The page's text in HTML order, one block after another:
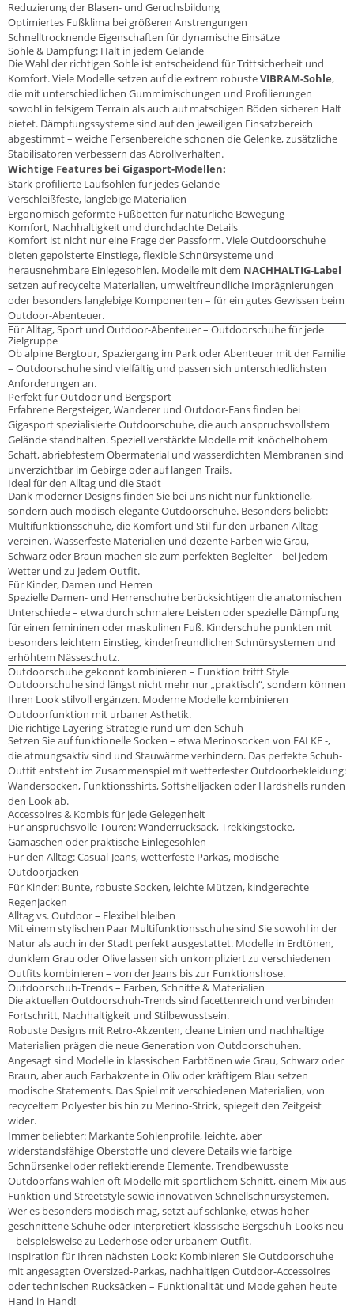
Reduzierung der Blasen- und Geruchsbildung
Optimiertes Fußklima bei größeren Anstrengungen
Schnelltrocknende Eigenschaften für dynamische Einsätze
Sohle & Dämpfung: Halt in jedem Gelände
Die Wahl der richtigen Sohle ist entscheidend für Trittsicherheit und
Komfort. Viele Modelle setzen auf die extrem robusteVIBRAM-Sohle,
die mit unterschiedlichen Gummimischungen und Profilierungen
sowohl in felsigem Terrain als auch auf matschigen Böden sicheren Halt
bietet. Dämpfungssysteme sind auf den jeweiligen Einsatzbereich
abgestimmt – weiche Fersenbereiche schonen die Gelenke, zusätzliche
Stabilisatoren verbessern das Abrollverhalten.
Wichtige Features bei Gigasport-Modellen:
Stark profilierte Laufsohlen für jedes Gelände
Verschleißfeste, langlebige Materialien
Ergonomisch geformte Fußbetten für natürliche Bewegung
Komfort, Nachhaltigkeit und durchdachte Details
Komfort ist nicht nur eine Frage der Passform. Viele Outdoorschuhe
bieten gepolsterte Einstiege, flexible Schnürsysteme und
herausnehmbare Einlegesohlen. Modelle mit dem NACHHALTIG-Label
setzen auf recycelte Materialien, umweltfreundliche Imprägnierungen
oder besonders langlebige Komponenten – für ein gutes Gewissen beim
Outdoor-Abenteuer.
Für Alltag, Sport und Outdoor-Abenteuer – Outdoorschuhe für jede
Zielgruppe
Ob alpine Bergtour, Spaziergang im Park oder Abenteuer mit der Familie
– Outdoorschuhe sind vielfältig und passen sich unterschiedlichsten
Anforderungen an.
Perfekt für Outdoor und Bergsport
Erfahrene Bergsteiger, Wanderer und Outdoor-Fans finden bei
Gigasport spezialisierte Outdoorschuhe, die auch anspruchsvollstem
Gelände standhalten. Speziell verstärkte Modelle mit knöchelhohem
Schaft, abriebfestem Obermaterial und wasserdichten Membranen sind
unverzichtbar im Gebirge oder auf langen Trails.
Ideal für den Alltag und die Stadt
Dank moderner Designs finden Sie bei uns nicht nur funktionelle,
sondern auch modisch-elegante Outdoorschuhe. Besonders beliebt:
Multifunktionsschuhe, die Komfort und Stil für den urbanen Alltag
vereinen. Wasserfeste Materialien und dezente Farben wie Grau,
Schwarz oder Braun machen sie zum perfekten Begleiter – bei jedem
Wetter und zu jedem Outfit.
Für Kinder, Damen und Herren
Spezielle Damen- und Herrenschuhe berücksichtigen die anatomischen
Unterschiede – etwa durch schmalere Leisten oder spezielle Dämpfung
für einen femininen oder maskulinen Fuß. Kinderschuhe punkten mit
besonders leichtem Einstieg, kinderfreundlichen Schnürsystemen und
erhöhtem Nässeschutz.
Outdoorschuhe gekonnt kombinieren – Funktion trifft Style
Outdoorschuhe sind längst nicht mehr nur „praktisch“, sondern können
Ihren Look stilvoll ergänzen. Moderne Modelle kombinieren
Outdoorfunktion mit urbaner Ästhetik.
Die richtige Layering-Strategie rund um den Schuh
Setzen Sie auf funktionelle Socken – etwa Merinosocken von FALKE -,
die atmungsaktiv sind und Stauwärme verhindern. Das perfekte Schuh-
Outfit entsteht im Zusammenspiel mit wetterfester Outdoorbekleidung:
Wandersocken, Funktionsshirts, Softshelljacken oder Hardshells runden
den Look ab.
Accessoires & Kombis für jede Gelegenheit
Für anspruchsvolle Touren: Wanderrucksack, Trekkingstöcke,
Gamaschen oder praktische Einlegesohlen
Für den Alltag: Casual-Jeans, wetterfeste Parkas, modische
Outdoorjacken
Für Kinder: Bunte, robuste Socken, leichte Mützen, kindgerechte
Regenjacken
Alltag vs. Outdoor – Flexibel bleiben
Mit einem stylischen Paar Multifunktionsschuhe sind Sie sowohl in der
Natur als auch in der Stadt perfekt ausgestattet. Modelle in Erdtönen,
dunklem Grau oder Olive lassen sich unkompliziert zu verschiedenen
Outfits kombinieren – von der Jeans bis zur Funktionshose.
Outdoorschuh-Trends – Farben, Schnitte & Materialien
Die aktuellen Outdoorschuh-Trends sind facettenreich und verbinden
Fortschritt, Nachhaltigkeit und Stilbewusstsein.
Robuste Designs mit Retro-Akzenten, cleane Linien und nachhaltige
Materialien prägen die neue Generation von Outdoorschuhen.
Angesagt sind Modelle in klassischen Farbtönen wie Grau, Schwarz oder
Braun, aber auch Farbakzente in Oliv oder kräftigem Blau setzen
modische Statements. Das Spiel mit verschiedenen Materialien, von
recyceltem Polyester bis hin zu Merino-Strick, spiegelt den Zeitgeist
wider.
Immer beliebter: Markante Sohlenprofile, leichte, aber
widerstandsfähige Oberstoffe und clevere Details wie farbige
Schnürsenkel oder reflektierende Elemente. Trendbewusste
Outdoorfans wählen oft Modelle mit sportlichem Schnitt, einem Mix aus
Funktion und Streetstyle sowie innovativen Schnellschnürsystemen.
Wer es besonders modisch mag, setzt auf schlanke, etwas höher
geschnittene Schuhe oder interpretiert klassische Bergschuh-Looks neu
– beispielsweise zu Lederhose oder urbanem Outfit.
Inspiration für Ihren nächsten Look: Kombinieren Sie Outdoorschuhe
mit angesagten Oversized-Parkas, nachhaltigen Outdoor-Accessoires
oder technischen Rucksäcken – Funktionalität und Mode gehen heute
Hand in Hand!